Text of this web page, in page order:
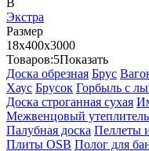
Экстра
Размер
18х400х3000
Товаров:5Показать
Доска обрезная Брус
Хаус Брусок Горбыль с
Доска строганная сухая
Межвенцовый утеплитель
Палубная доска Пеллеты
Плиты OSB Полог для